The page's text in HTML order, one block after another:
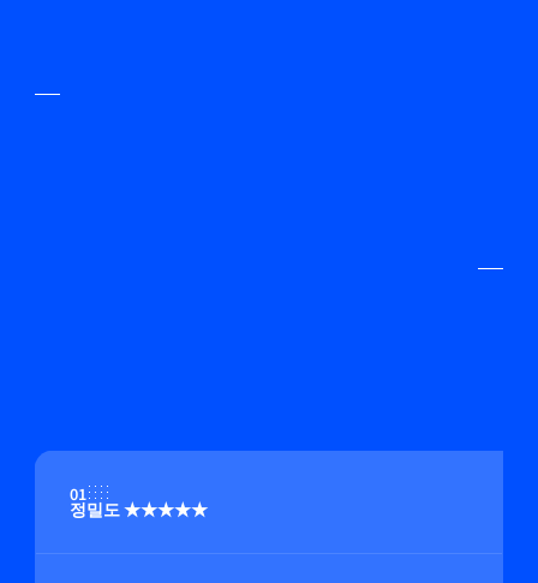
01
정밀도 ★★★★★